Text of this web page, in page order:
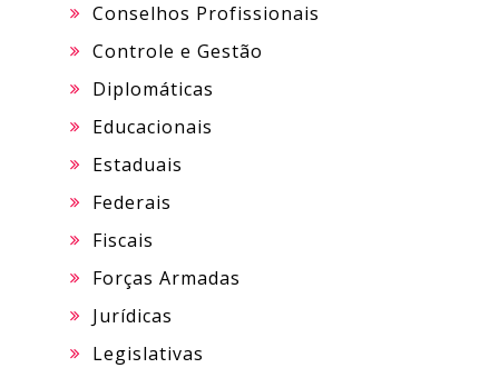
Conselhos Profissionais
Controle e Gestão
Diplomáticas
Educacionais
Estaduais
Federais
Fiscais
Forças Armadas
Jurídicas
Legislativas